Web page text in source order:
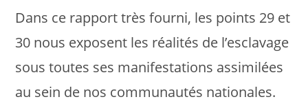
Dans ce rapport très fourni, les points 29 et
30 nous exposent les réalités de l’esclavage
sous toutes ses manifestations assimilées
au sein de nos communautés nationales.